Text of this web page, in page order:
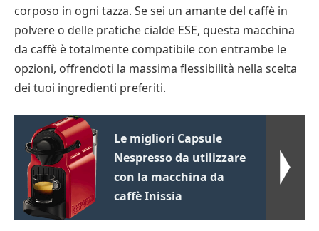
corposo in ogni tazza. Se sei un amante del caffè in
polvere o delle pratiche cialde ESE, questa macchina
da caffè è totalmente compatibile con entrambe le
opzioni, offrendoti la massima flessibilità nella scelta
dei tuoi ingredienti preferiti.
Le migliori Capsule
Nespresso da utilizzare
con la macchina da
caffè Inissia